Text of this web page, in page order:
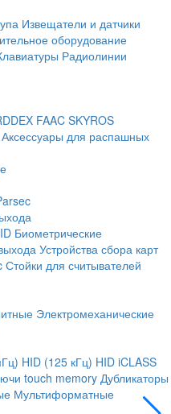
Извещатели и датчики
оборудование
Радиолинии
FAAC SKYROS
Аксессуары для распашных
Биометрические
Устройства сбора карт
Стойки для считывателей
Электромеханические
HID (125 кГц) HID iCLASS
touch memory Дубликаторы
Мультиформатные